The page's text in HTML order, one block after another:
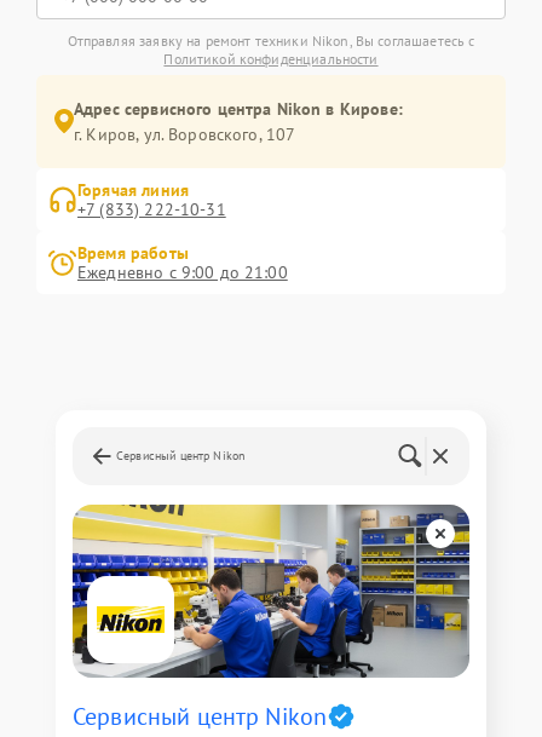
Отправляя заявку на ремонт техники Nikon, Вы соглашаетесь с
Политикой конфиденциальности
Адрес сервисного центра Nikon в Кирове:
г. Киров, ул. Воровского, 107
Горячая линия
+7 (833) 222-10-31
Время работы
Ежедневно с 9:00 до 21:00
Сервисный центр Nikon
Сервисный центр Nikon